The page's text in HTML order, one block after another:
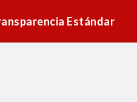
Estándar